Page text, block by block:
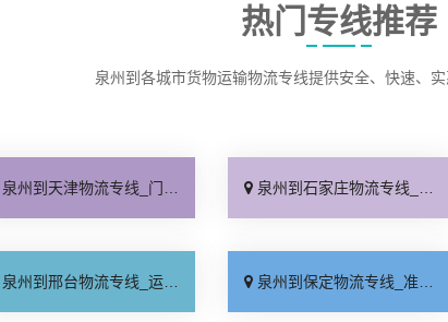
热门专线推荐
泉州到各城市货物运输物流专线提供安全、快速、实
泉州到天津物流专线_门到门配送「上门提货」 泉州到石家庄物流专线_专业可靠「全程定位」
泉州到邢台物流专线_运保时效「多少一方」 泉州到保定物流专线_准时准点「门到门接送」